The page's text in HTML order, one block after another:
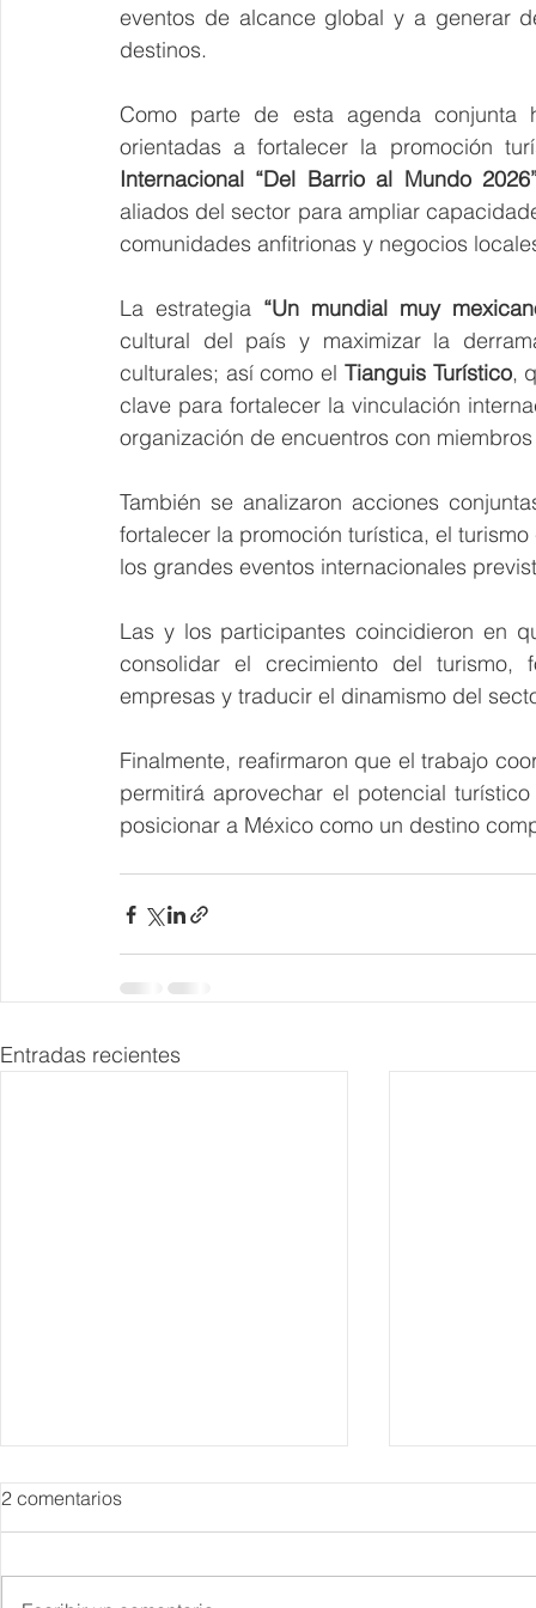
eventos de alcance global y a generar
destinos.
Como parte de esta agenda conjunta
orientadas a fortalecer la promoción
Internacional “Del Barrio al Mundo
aliados del sector para ampliar
comunidades anfitrionas y negocios
La estrategia “Un mundial muy
cultural del país y maximizar la
culturales; así como el Tianguis Turístico,
clave para fortalecer la vinculación
organización de encuentros con
También se analizaron acciones
fortalecer la promoción turística, el
los grandes eventos internacionales
Las y los participantes coincidieron en
consolidar el crecimiento del turismo,
empresas y traducir el dinamismo del
Finalmente, reafirmaron que el trabajo
permitirá aprovechar el potencial
posicionar a México como un destino
Entradas recientes
2 comentarios